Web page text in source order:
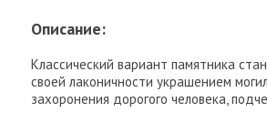
Описание:
Классический вариант памятника
своей лаконичности украшением
захоронения дорогого человека,